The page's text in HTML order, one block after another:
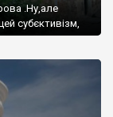
.Ну,але
субєктивізм,